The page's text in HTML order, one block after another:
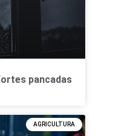
pancadas
AGRICULTURA